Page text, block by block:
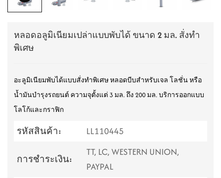
หลอดอลูมิเนียมเปล่าแบบพับได้ ขนาด 2 มล. สั่งทำ
พิเศษ
อะลูมิเนียมพับได้แบบสั่งทำพิเศษหลอดบีบสำหรับเจล โลชั่น หรือ
น้ำมันบำรุงรถยนต์ ความจุตั้งแต่ 3 มล. ถึง 200 มล. บริการออกแบบ
โลโก้และกราฟิก
รหัสสินค้า: LL110445
การชำระเงิน:
TT, LC, WESTERN UNION,
PAYPAL